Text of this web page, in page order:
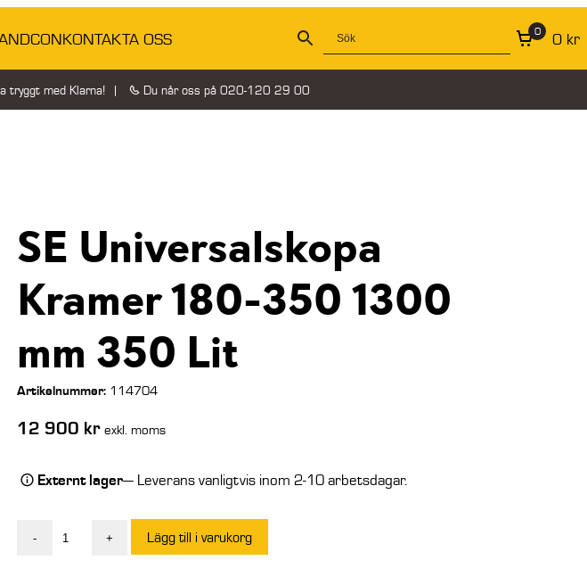
KONTAKTA OSS 0 0 kr
tryggt med Klarna! Du når oss på 020-120 29 00
SE Universalskopa
Kramer 180-350 1300
mm 350 Lit
Artikelnummer: 114704
12 900 kr exkl. moms
Externt lager— Leverans vanligtvis inom 2-10 arbetsdagar.
- + Lägg till i varukorg